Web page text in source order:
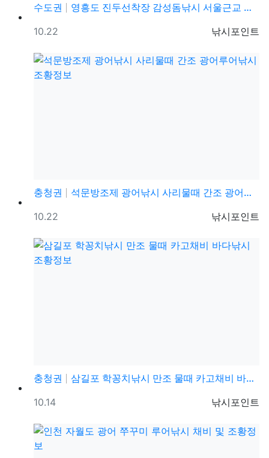
수도권
영흥도 진두선착장 감성돔낚시 서울근교 감성돔낚시 포인트
등록자
낚시포인트
등록일
10.22
충청권
석문방조제 광어낚시 사리물때 간조 광어루어낚시 조황정보
등록자
낚시포인트
등록일
10.22
충청권
삼길포 학꽁치낚시 만조 물때 카고채비 바다낚시 조황정보
등록자
낚시포인트
등록일
10.14